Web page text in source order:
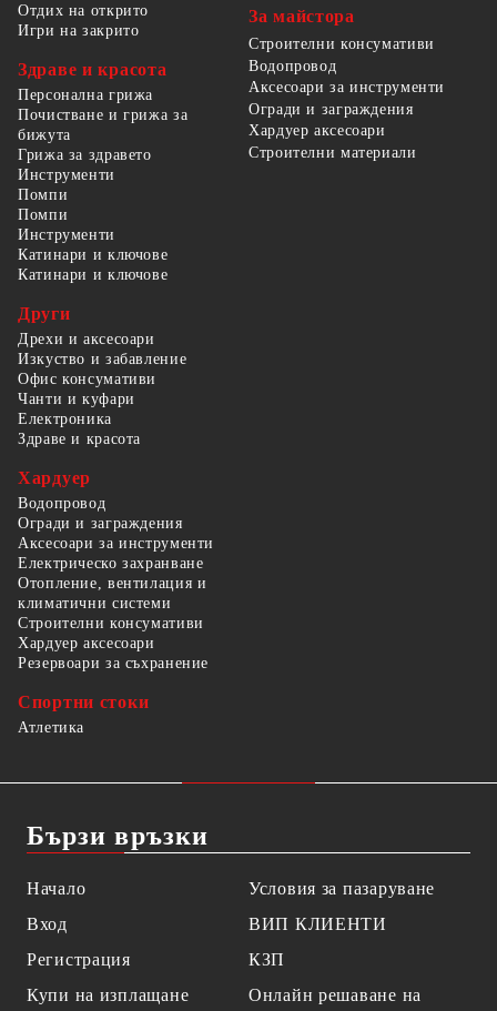
Отдих на открито
Игри на закрито
Здраве и красота
Персонална грижа
Почистване и грижа за
бижута
Грижа за здравето
За майстора
Строителни консумативи
Водопровод
Аксесоари за инструменти
Огради и заграждения
Хардуер аксесоари
Строителни материали
Инструменти
Помпи
Помпи
Инструменти
Катинари и ключове
Катинари и ключове
Други
Дрехи и аксесоари
Изкуство и забавление
Офис консумативи
Чанти и куфари
Електроника
Здраве и красота
Хардуер
Водопровод
Огради и заграждения
Аксесоари за инструменти
Електрическо захранване
Отопление, вентилация и
климатични системи
Строителни консумативи
Хардуер аксесоари
Резервоари за съхранение
Спортни стоки
Атлетика
Бързи връзки
Начало
Вход
Регистрация
Купи на изплащане
Условия за пазаруване
ВИП КЛИЕНТИ
КЗП
Онлайн решаване на